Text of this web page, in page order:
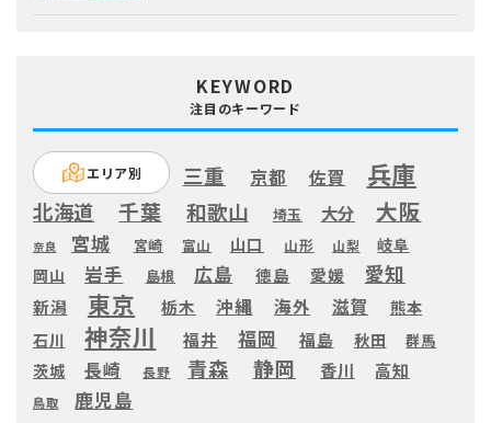
KEYWORD
注目のキーワード
エリア別 三重 京都 佐賀 兵庫
北海道 千葉 和歌山 埼玉 大分 大阪
奈良 宮城 宮崎 富山 山口 山形 山梨
岐阜
岡山
岩手 島根 広島 徳島 愛媛 愛知
新潟 東京 栃木 沖縄 海外 滋賀
熊本
石川
神奈川 福井 福岡 福島 秋田 群馬
茨城 長崎 長野 青森 静岡 香川 高知
鳥取 鹿児島